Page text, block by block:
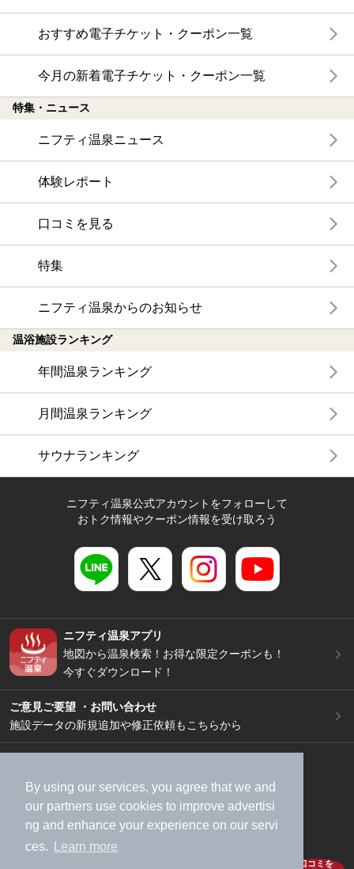
By using our services, you agree that we and
our partners use cookies to improve advertisi
ng and enhance your experience on our servi
ces.
Learn more
口コミを
おすすめ電子チケット・クーポン一覧
今月の新着電子チケット・クーポン一覧
特集・ニュース
ニフティ温泉ニュース
体験レポート
口コミを見る
特集
ニフティ温泉からのお知らせ
温浴施設ランキング
年間温泉ランキング
月間温泉ランキング
サウナランキング
ニフティ温泉公式アカウントをフォローして
おトク情報やクーポン情報を受け取ろう
ニフティ温泉アプリ
地図から温泉検索！お得な限定クーポンも！
今すぐダウンロード！
ご意見ご要望 ・お問い合わせ
施設データの新規追加や修正依頼もこちらから
加盟店募集（資料請求）
広告出稿のご案内
利用規約
ライフスタイルMEMBERS+規約
特定商取引法に基づく表記
ヘルプ
採用情報
運営会社